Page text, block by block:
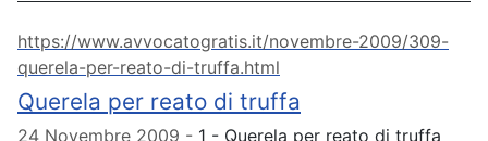
Querela per reato di truffa
https://www.avvocatogratis.it/novembre-2009/309-
querela-per-reato-di-truffa.html
24 Novembre 2009
1 - Querela per reato di truffa